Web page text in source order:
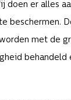
doen er alles
beschermen.
met de
behandeld